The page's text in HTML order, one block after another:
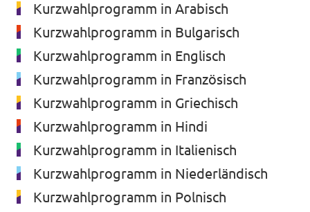
Datenschutz
Impressum
Kurzwahlprogramm in Arabisch
Kurzwahlprogramm in Bulgarisch
Kurzwahlprogramm in Englisch
Kurzwahlprogramm in Französisch
Kurzwahlprogramm in Griechisch
Kurzwahlprogramm in Hindi
Kurzwahlprogramm in Italienisch
Kurzwahlprogramm in Niederländisch
Kurzwahlprogramm in Polnisch